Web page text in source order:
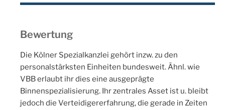
Bewertung
Die Kölner Spezialkanzlei gehört inzw. zu den
personalstärksten Einheiten bundesweit. Ähnl. wie
VBB erlaubt ihr dies eine ausgeprägte
Binnenspezialisierung. Ihr zentrales Asset ist u. bleibt
jedoch die Verteidigererfahrung, die gerade in Zeiten